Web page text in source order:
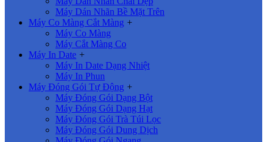
Máy Dán Nhãn Bề Mặt Trên
Máy Co Màng Cắt Màng +
Máy Co Màng
Máy Cắt Màng Co
Máy In Date +
Máy In Date Dạng Nhiệt
Máy In Phun
Máy Đóng Gói Tự Động +
Máy Đóng Gói Dạng Bột
Máy Đóng Gói Dạng Hạt
Máy Đóng Gói Trà Túi Lọc
Máy Đóng Gói Dung Dịch